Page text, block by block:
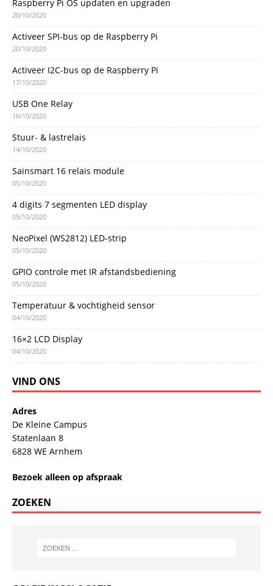
Raspberry Pi OS updaten en upgraden
20/10/2020
Activeer SPI-bus op de Raspberry Pi
20/10/2020
Activeer I2C-bus op de Raspberry Pi
17/10/2020
USB One Relay
16/10/2020
Stuur- & lastrelais
14/10/2020
Sainsmart 16 relais module
05/10/2020
4 digits 7 segmenten LED display
05/10/2020
NeoPixel (WS2812) LED-strip
05/10/2020
GPIO controle met IR afstandsbediening
05/10/2020
Temperatuur & vochtigheid sensor
04/10/2020
16×2 LCD Display
04/10/2020
VIND ONS
Adres
De Kleine Campus
Statenlaan 8
6828 WE Arnhem
Bezoek alleen op afspraak
ZOEKEN